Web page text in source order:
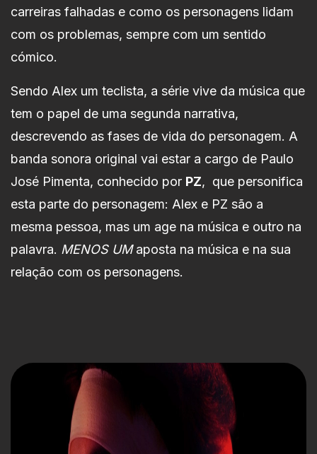
carreiras falhadas e como os personagens lidam
com os problemas, sempre com um sentido
cómico.
Sendo Alex um teclista, a série vive da música que
tem o papel de uma segunda narrativa,
descrevendo as fases de vida do personagem. A
banda sonora original vai estar a cargo de Paulo
José Pimenta, conhecido por PZ, que personifica
esta parte do personagem: Alex e PZ são a
mesma pessoa, mas um age na música e outro na
palavra. MENOS UMaposta na música e na sua
relação com os personagens.